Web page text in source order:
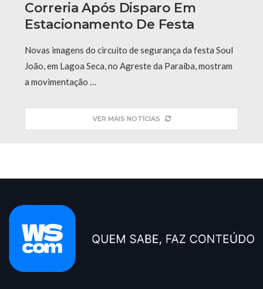
Correria Após Disparo Em
Estacionamento De Festa
Novas imagens do circuito de segurança da festa Soul
João, em Lagoa Seca, no Agreste da Paraíba, mostram
a movimentação …
VER MAIS NOTÍCIAS